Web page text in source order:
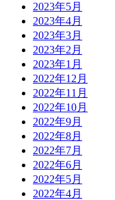
2023年5月
2023年4月
2023年3月
2023年2月
2023年1月
2022年12月
2022年11月
2022年10月
2022年9月
2022年8月
2022年7月
2022年6月
2022年5月
2022年4月